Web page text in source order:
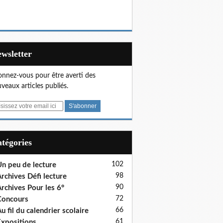
vous pour être averti des
articles publiés.
peu de lecture 102
Défi lecture 98
Pour les 6° 90
72
fil du calendrier scolaire 66
61